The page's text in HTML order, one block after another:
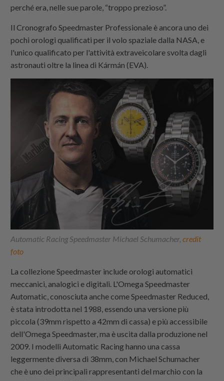
perché era, nelle sue parole, “troppo prezioso”.
Il Cronografo Speedmaster Professionale è ancora uno dei
pochi orologi qualificati per il volo spaziale dalla NASA, e
l'unico qualificato per l'attività extraveicolare svolta dagli
astronauti oltre la linea di Kármán (EVA).
Automatic Racing Speedmaster Michael Schumacher,credit
foto
La collezione Speedmaster include orologi automatici
meccanici, analogici e digitali. L'Omega Speedmaster
Automatic, conosciuta anche come Speedmaster Reduced,
è stata introdotta nel 1988, essendo una versione più
piccola (39mm rispetto a 42mm di cassa) e più accessibile
dell'Omega Speedmaster, ma è uscita dalla produzione nel
2009. I modelli Automatic Racing hanno una cassa
leggermente diversa di 38mm, con Michael Schumacher
che è uno dei principali rappresentanti del marchio con la